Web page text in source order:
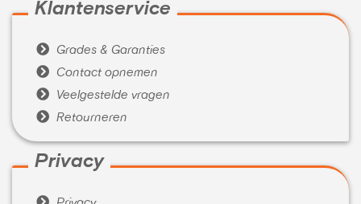
Klantenservice
 Grades & Garanties
 Contact opnemen
 Veelgestelde vragen
 Retourneren
Privacy